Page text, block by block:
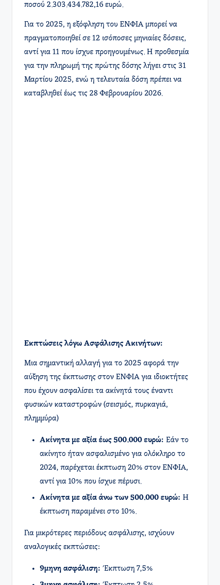
ποσού 2.303.434.782,16 ευρώ.
Για το 2025, η εξόφληση του ΕΝΦΙΑ μπορεί να
πραγματοποιηθεί σε 12 ισόποσες μηνιαίες δόσεις,
αντί για 11 που ίσχυε προηγουμένως. Η προθεσμία
για την πληρωμή της πρώτης δόσης λήγει στις 31
Μαρτίου 2025, ενώ η τελευταία δόση πρέπει να
καταβληθεί έως τις 28 Φεβρουαρίου 2026. ​
Εκπτώσεις λόγω Ασφάλισης Ακινήτων:
Μια σημαντική αλλαγή για το 2025 αφορά την
αύξηση της έκπτωσης στον ΕΝΦΙΑ για ιδιοκτήτες
που έχουν ασφαλίσει τα ακίνητά τους έναντι
φυσικών καταστροφών (σεισμός, πυρκαγιά,
πλημμύρα)
Ακίνητα με αξία έως 500.000 ευρώ: Εάν το
ακίνητο ήταν ασφαλισμένο για ολόκληρο το
2024, παρέχεται έκπτωση 20% στον ΕΝΦΙΑ,
αντί για 10% που ίσχυε πέρυσι.
Ακίνητα με αξία άνω των 500.000 ευρώ: Η
έκπτωση παραμένει στο 10%. ​
Για μικρότερες περιόδους ασφάλισης, ισχύουν
αναλογικές εκπτώσεις:​
9μηνη ασφάλιση: Έκπτωση 7,5%